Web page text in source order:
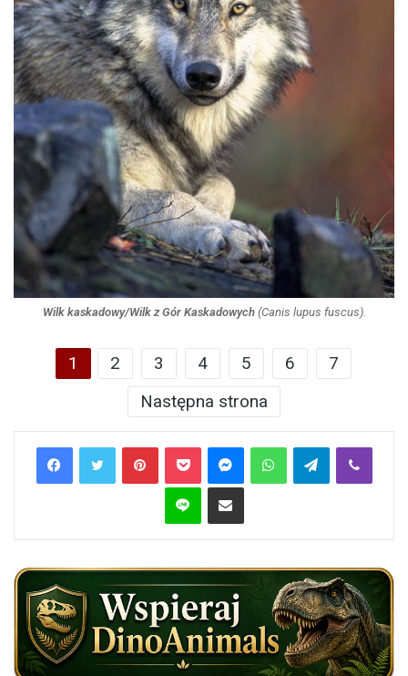
Wilk kaskadowy/Wilk z Gór Kaskadowych (Canis lupus fuscus).
1 2 3 4 5 6
7
Następna strona
PinterestPocket MessengerWhatsAppTelegramViber
Line Share via Email